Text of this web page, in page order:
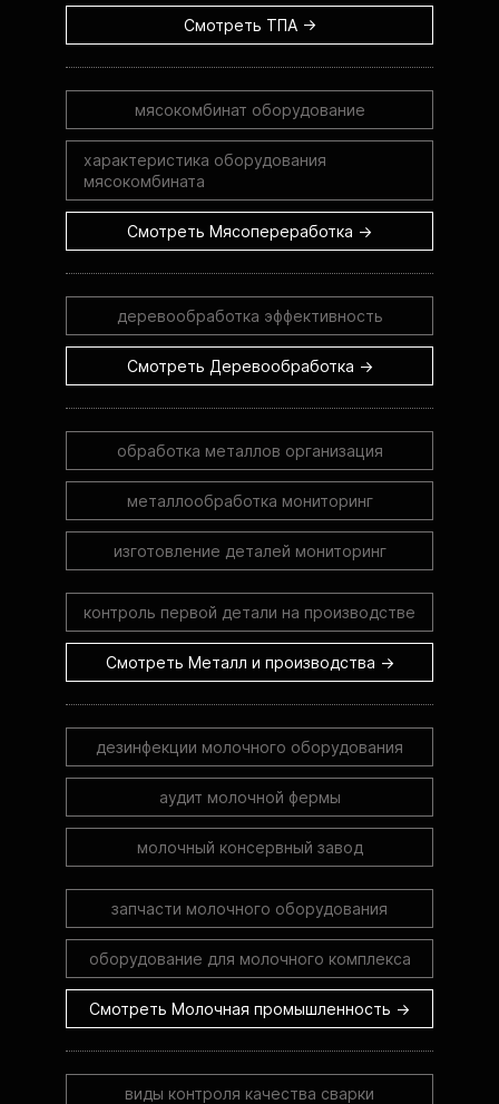
Смотреть ТПА →
мясокомбинат оборудование
характеристика оборудования
мясокомбината
Смотреть Мясопереработка →
деревообработка эффективность
Смотреть Деревообработка →
обработка металлов организация
металлообработка мониторинг
изготовление деталей мониторинг
контроль первой детали на производстве
Смотреть Металл и производства →
дезинфекции молочного оборудования
аудит молочной фермы
молочный консервный завод
запчасти молочного оборудования
оборудование для молочного комплекса
Смотреть Молочная промышленность →
виды контроля качества сварки